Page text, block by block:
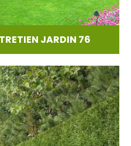
JARDIN 76